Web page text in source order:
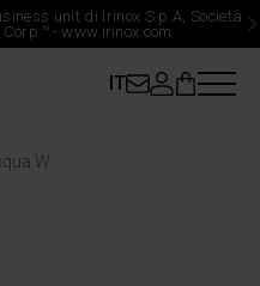
unit di Irinox S.p.A, Società
™-www.irinox.com
IT